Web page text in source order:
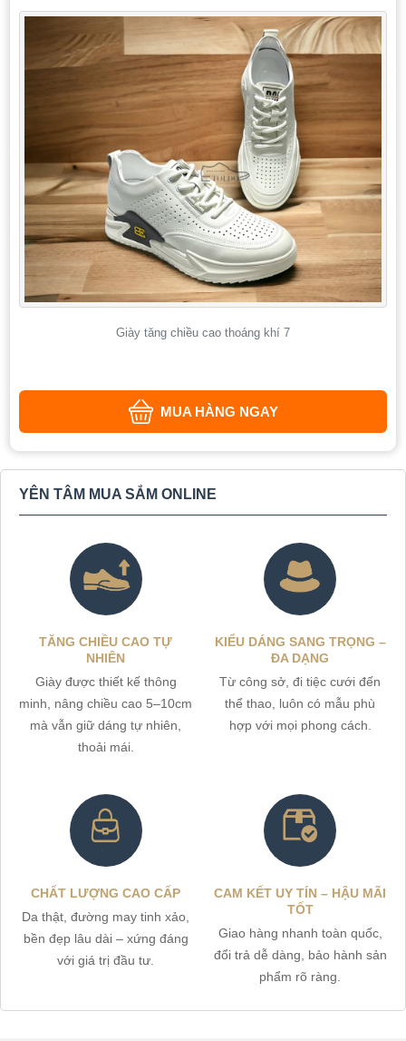
Giày tăng chiều cao thoáng khí 7
MUA HÀNG NGAY
YÊN TÂM MUA SẮM ONLINE
TĂNG CHIỀU CAO TỰ
NHIÊN
Giày được thiết kế thông
minh, nâng chiều cao 5–10cm
mà vẫn giữ dáng tự nhiên,
thoải mái.
KIỂU DÁNG SANG TRỌNG –
ĐA DẠNG
Từ công sở, đi tiệc cưới đến
thể thao, luôn có mẫu phù
hợp với mọi phong cách.
CHẤT LƯỢNG CAO CẤP
Da thật, đường may tinh xảo,
bền đẹp lâu dài – xứng đáng
với giá trị đầu tư.
CAM KẾT UY TÍN – HẬU MÃI
TỐT
Giao hàng nhanh toàn quốc,
đổi trả dễ dàng, bảo hành sản
phẩm rõ ràng.